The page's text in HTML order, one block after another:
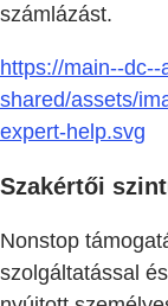
számlázást.
https://main--
shared/assets/
expert-help.svg
Szakértői
Nonstop
szolgáltatással